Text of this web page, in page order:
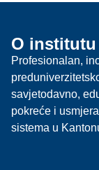
O institutu
Profesionalan,
savjetodavno,
pokreće i
sistema u